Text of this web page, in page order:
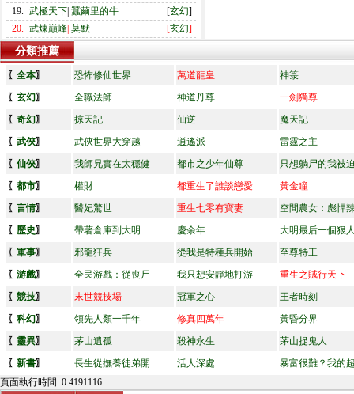
19. 武極天下 蠶繭里的牛 [玄幻]
20. 武煉巔峰 莫默 [玄幻]
分類推薦
〖 全本〗 恐怖修仙世界 萬道龍皇
神箓
〖 玄幻〗 全職法師 神道丹尊
一劍獨尊
〖 奇幻〗 掠天記 仙逆
魔天記
〖 武俠〗 武俠世界大穿越 逍遙派
雷霆之主
〖 仙俠〗 我師兄實在太穩健 都市之少年仙尊
只想躺尸的我被
〖 都市〗 權財 都重生了誰談戀愛
黃金瞳
〖 言情〗 醫妃驚世 重生七零有寶妻
空間農女：彪悍
〖 歷史〗 帶著倉庫到大明 慶余年
大明最后一個狠
〖 軍事〗 邪龍狂兵 從我是特種兵開始
至尊特工
〖 游戲〗 全民游戲：從喪尸 我只想安靜地打游
重生之賊行天下
〖 競技〗 末世競技場 冠軍之心
王者時刻
〖 科幻〗 領先人類一千年 修真四萬年
黃昏分界
〖 靈異〗 茅山遺孤 殺神永生
茅山捉鬼人
〖 新書〗 長生從撫養徒弟開 活人深處
暴富很難？我的
頁面執行時間: 0.4191116